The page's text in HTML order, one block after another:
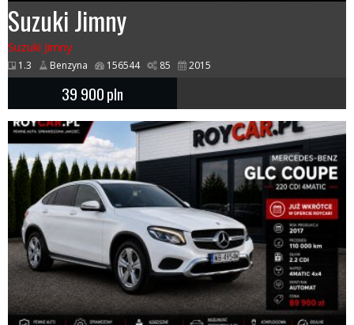
Suzuki Jimny
Suzuki Jimny
1.3 Benzyna 156544 85 2015
39 900pln